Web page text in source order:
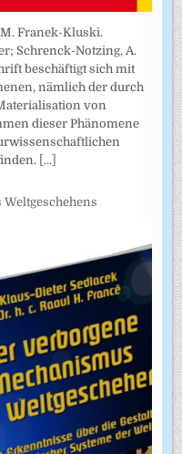
Franek-Kluski.
Schrenck-Notzing, A.
beschäftigt sich mit
nämlich der durch
von
dieser Phänomene
[...]